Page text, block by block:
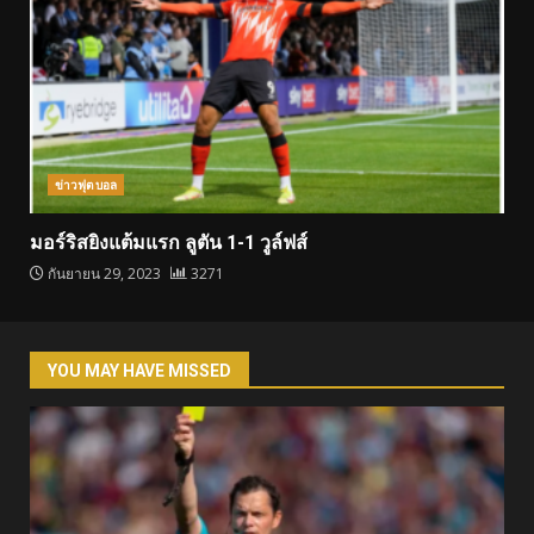
ข่าวฟุตบอล
มอร์ริสยิงแต้มแรก ลูตัน 1-1 วูล์ฟส์
กันยายน 29, 2023 3271
YOU MAY HAVE MISSED